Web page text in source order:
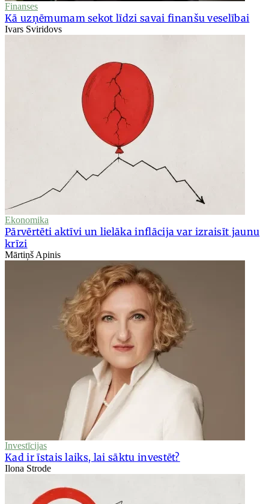
Finanses
Kā uzņēmumam sekot līdzi savai finanšu veselībai
Ivars Sviridovs
Ekonomika
Pārvērtēti aktīvi un lielāka inflācija var izraisīt jaunu
krīzi
Mārtiņš Apinis
Investīcijas
Kad ir īstais laiks, lai sāktu investēt?
Ilona Strode